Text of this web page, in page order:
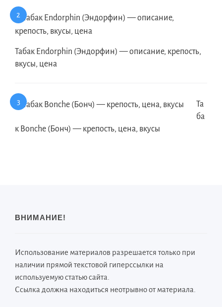
Табак Endorphin (Эндорфин) — описание, крепость,
вкусы, цена
Та
ба
к Bonche (Бонч) — крепость, цена, вкусы
ВНИМАНИЕ!
Использование материалов разрешается только при
наличии прямой текстовой гиперссылки на
используемую статью сайта.
Ссылка должна находиться неотрывно от материала.